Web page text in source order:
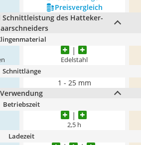
Preis­vergleich
des Hatteker-
Edelstahl
Schnittlänge
1 - 25 mm
Verwendung
Betriebszeit
2,5 h
Ladezeit